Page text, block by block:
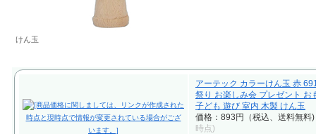
けん玉
アーテック カラーけん玉 赤
祭り お楽しみ会 プレゼント お
子ども 遊び 室内 木製 けん玉
価格：893円（税込、送料無料)
時点)